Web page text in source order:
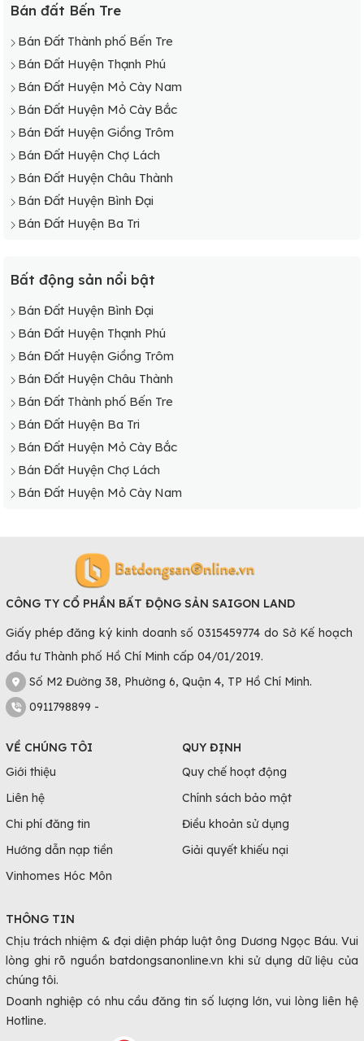
Bán đất Bến Tre
Bán Đất Thành phố Bến Tre
Bán Đất Huyện Thạnh Phú
Bán Đất Huyện Mỏ Cày Nam
Bán Đất Huyện Mỏ Cày Bắc
Bán Đất Huyện Giồng Trôm
Bán Đất Huyện Chợ Lách
Bán Đất Huyện Châu Thành
Bán Đất Huyện Bình Đại
Bán Đất Huyện Ba Tri
Bất động sản nổi bật
Bán Đất Huyện Bình Đại
Bán Đất Huyện Thạnh Phú
Bán Đất Huyện Giồng Trôm
Bán Đất Huyện Châu Thành
Bán Đất Thành phố Bến Tre
Bán Đất Huyện Ba Tri
Bán Đất Huyện Mỏ Cày Bắc
Bán Đất Huyện Chợ Lách
Bán Đất Huyện Mỏ Cày Nam
CÔNG TY CỔ PHẦN BẤT ĐỘNG SẢN SAIGON LAND
Giấy phép đăng ký kinh doanh số 0315459774 do Sở Kế hoạch
đầu tư Thành phố Hồ Chí Minh cấp 04/01/2019.
Số M2 Đường 38, Phường 6, Quận 4, TP Hồ Chí Minh.
0911798899 -
VỀ CHÚNG TÔI
Giới thiệu
Liên hệ
Chi phí đăng tin
Hướng dẫn nạp tiền
Vinhomes Hóc Môn
QUY ĐỊNH
Quy chế hoạt động
Chính sách bảo mật
Điều khoản sử dụng
Giải quyết khiếu nại
THÔNG TIN
Chịu trách nhiệm & đại diện pháp luật ông Dương Ngọc Báu. Vui
lòng ghi rõ nguồn batdongsanonline.vn khi sử dụng dữ liệu của
chúng tôi.
Doanh nghiệp có nhu cầu đăng tin số lượng lớn, vui lòng liên hệ
Hotline.